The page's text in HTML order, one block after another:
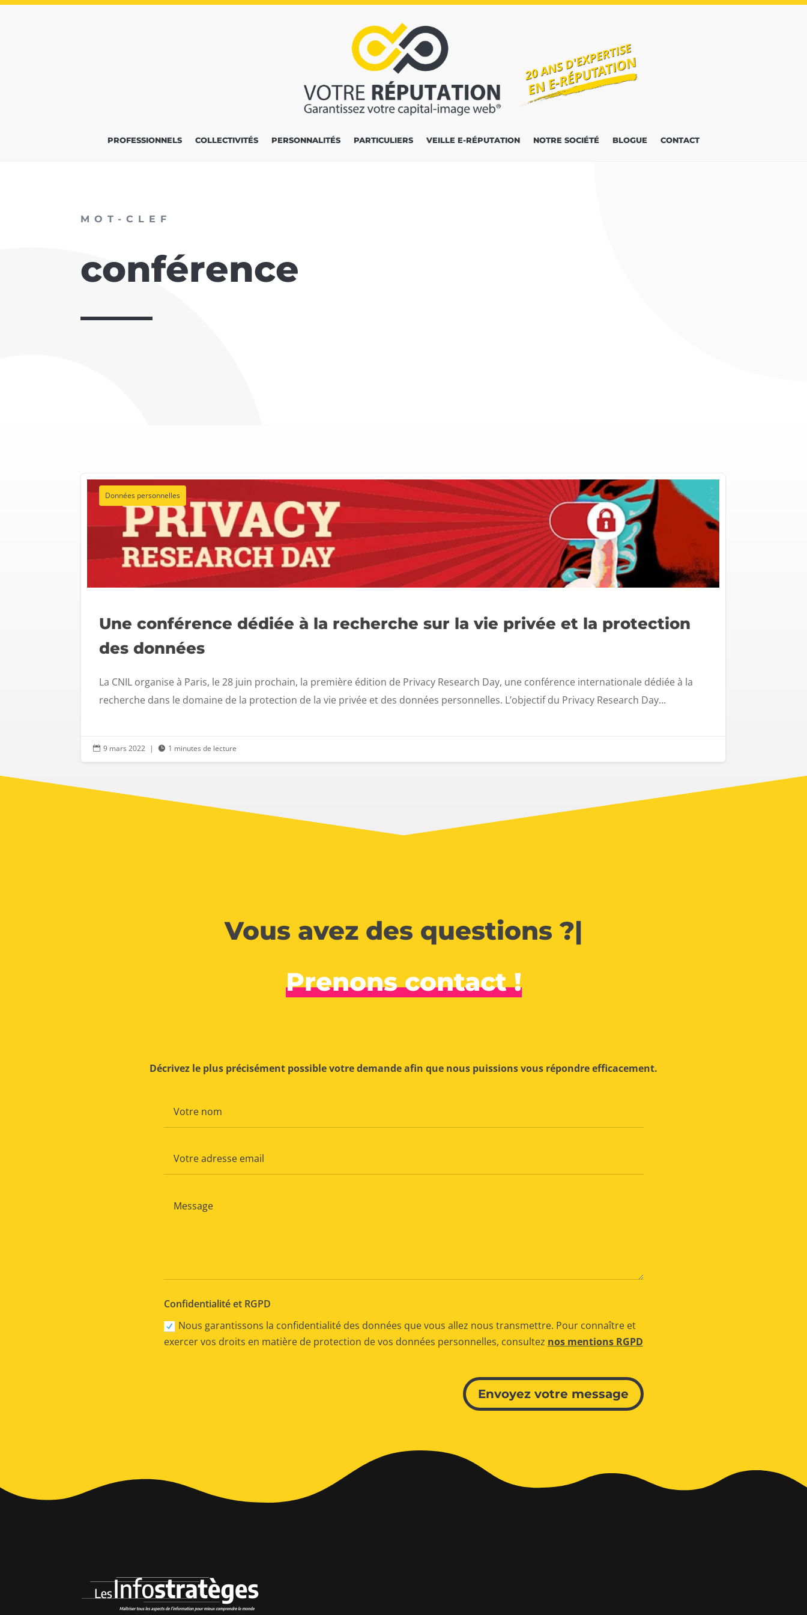
PROFESSIONNELS COLLECTIVITÉS PERSONNALITÉS PARTICULIERS VEILLE E-RÉPUTATION NOTRE SOCIÉTÉ BLOGUE CONTACT
MOT-CLEF
conférence
Données personnelles
Une conférence dédiée à la recherche sur la vie privée et la protection
des données
La CNIL organise à Paris, le 28 juin prochain, la première édition de Privacy Research Day, une conférence internationale dédiée à la
recherche dans le domaine de la protection de la vie privée et des données personnelles. L’objectif du Privacy Research Day...
 9 mars 2022 |  1 minutes de lecture
Vous avez des questions ?|
Prenons contact !
Décrivez le plus précisément possible votre demande afin que nous puissions vous répondre efficacement.
Confidentialité et RGPD
Nous garantissons la confidentialité des données que vous allez nous transmettre. Pour connaître et
exercer vos droits en matière de protection de vos données personnelles, consultez nos mentions RGPD
Envoyez votre message